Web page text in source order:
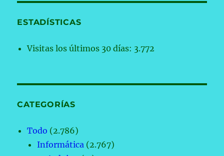
ESTADÍSTICAS
Visitas los últimos 30 días: 3.772
CATEGORÍAS
Todo (2.786)
Informática (2.767)